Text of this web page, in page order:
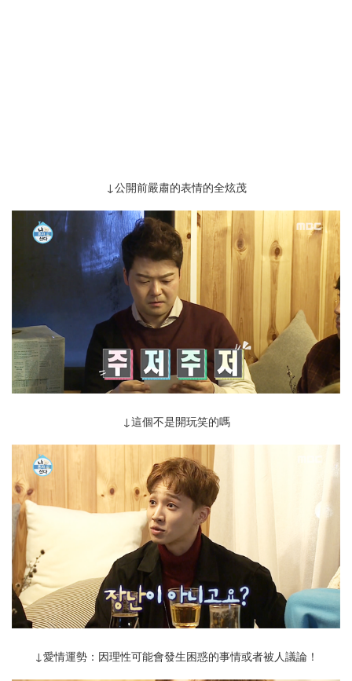
↓公開前 嚴肅的表情 的全炫茂
↓這個不是開玩笑的嗎
↓愛情運勢：因理性可能會發生困惑的事情或者被人議論！